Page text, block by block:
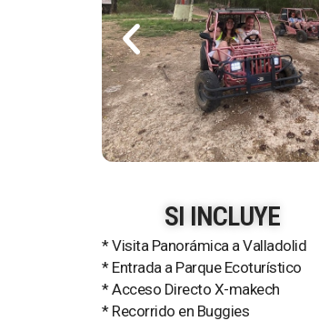
SI INCLUYE
* Visita Panorámica a Valladolid
* Entrada a Parque Ecoturístico
* Acceso Directo X-makech
* Recorrido en Buggies